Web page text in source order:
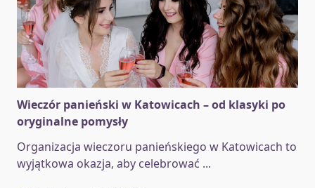
Wieczór panieński w Katowicach – od klasyki po
oryginalne pomysły
Organizacja wieczoru panieńskiego w Katowicach to
wyjątkowa okazja, aby celebrować ...